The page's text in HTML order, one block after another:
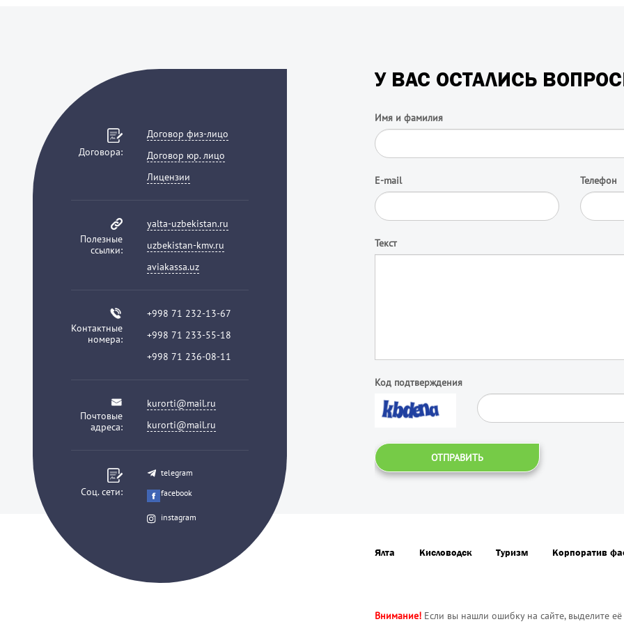
Договора:
Договор физ-лицо
Договор юр. лицо
Лицензии
Полезные
ссылки:
yalta-uzbekistan.ru
uzbekistan-kmv.ru
aviakassa.uz
Контактные
номера:
+998 71 232-13-67
+998 71 233-55-18
+998 71 236-08-11
Почтовые
адреса:
kurorti@mail.ru
kurorti@mail.ru
Соц. сети:
telegram
facebook
instagram
У ВАС ОСТАЛИСЬ
Имя и фамилия
E-mail Телефон
Текст
Код подтверждения
ОТПРАВИТЬ
Ялта Кисловодск Туризм Корпоратив
Внимание! Если вы нашли ошибку на сайте, выделите